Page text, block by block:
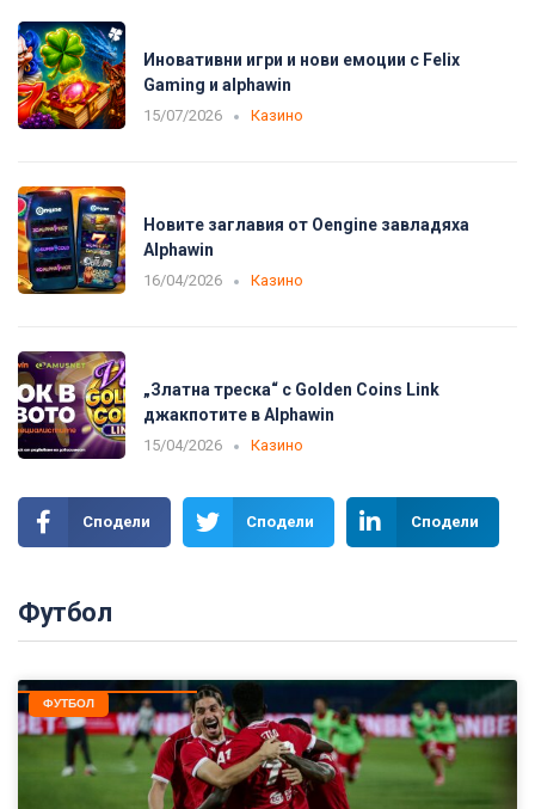
Иновативни игри и нови емоции с Felix
Gaming и alphawin
15/07/2026 Казино
Новите заглавия от Oengine завладяха
Alphawin
16/04/2026 Казино
„Златна треска“ с Golden Coins Link
джакпотите в Alphawin
15/04/2026 Казино
Сподели Сподели Сподели
Футбол
ФУТБОЛ